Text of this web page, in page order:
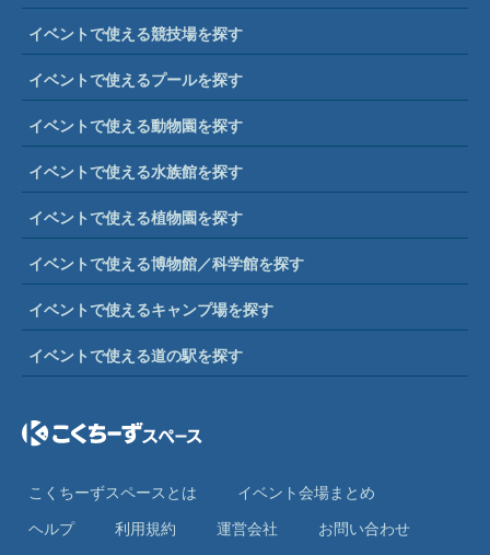
イベントで使える競技場を探す
イベントで使えるプールを探す
イベントで使える動物園を探す
イベントで使える水族館を探す
イベントで使える植物園を探す
イベントで使える博物館／科学館を探す
イベントで使えるキャンプ場を探す
イベントで使える道の駅を探す
こくちーずスペースとは
イベント会場まとめ
ヘルプ
利⽤規約 運営会社
お問い合わせ